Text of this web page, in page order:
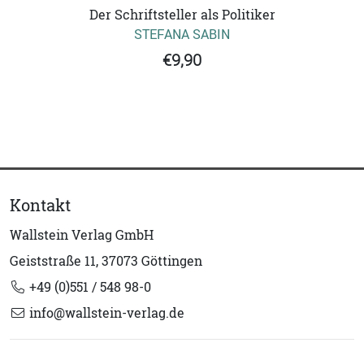
Der Schriftsteller als Politiker
STEFANA SABIN
€9,90
Kontakt
Wallstein Verlag GmbH
Geiststraße 11, 37073 Göttingen
+49 (0)551 / 548 98-0
info@wallstein-verlag.de